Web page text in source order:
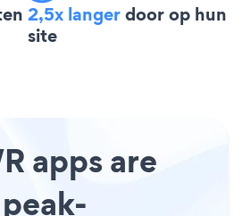
2,5x langerdoor op hun
site
apps are